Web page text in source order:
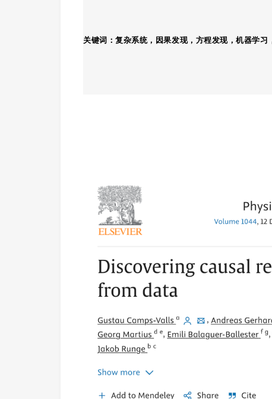
关键词：复杂系统，因果发现，方程发现，机器学习